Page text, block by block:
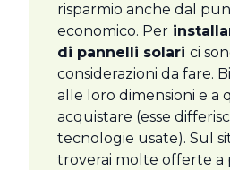
risparmio anche dal
economico. Per
di pannelli solari ci
considerazioni da fare.
alle loro dimensioni e a
acquistare (esse
tecnologie usate). Sul
troverai molte offerte a